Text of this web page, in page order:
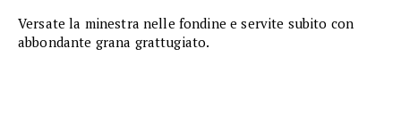
Versate la minestra nelle fondine e servite subito con
abbondante grana grattugiato.